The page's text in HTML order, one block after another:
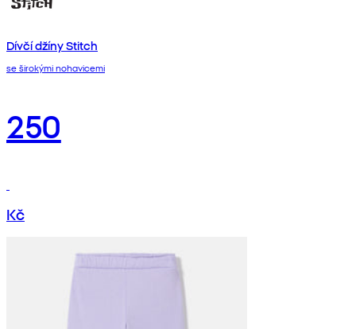
Dívčí džíny Stitch
se širokými nohavicemi
250
Kč